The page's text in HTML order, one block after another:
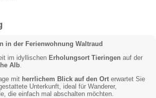
in der Ferienwohnung Waltraud
im idyllischen Erholungsort Tieringen auf der
Alb
mit herrlichem Blick auf den Ort erwartet Sie
Unterkunft, ideal für Wanderer,
die einfach mal abschalten möchten.